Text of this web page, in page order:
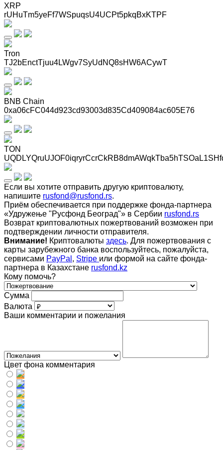
XRP
rUHuTm5yeFf7WSpuqsU4UCPt5pkqBxKTPF
Tron
TJ2bEnctTjuu4LWgv7SyUdNQ8sHW6ACywT
BNB Chain
0xa06cFC044d923cd93003d835Cd409084ac605E76
TON
Если вы хотите отправить другую криптовалюту,
напишите rusfond@rusfond.rs.
Приём обеспечивается при поддержке фонда-партнера
«Удружење "Русфонд Београд"» в Сербии rusfond.rs
Возврат криптовалютных пожертвований возможен при
подтверждении личности отправителя.
Внимание! Криптовалюты здесь. Для пожертвования с
карты зарубежного банка воспользуйтесь, пожалуйста,
сервисами PayPal , Stripe или формой на сайте фонда-
партнера в Казахстане rusfond.kz
Кому помочь?
Сумма
Валюта
Ваши комментарии и пожелания
Цвет фона комментария